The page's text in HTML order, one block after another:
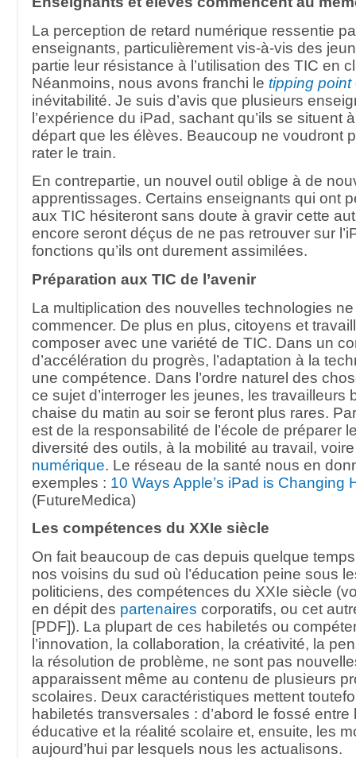
La perception de retard numérique ressentie
enseignants, particulièrement vis-à-vis des
partie leur résistance à l’utilisation des TIC en
Néanmoins, nous avons franchi le tipping point
inévitabilité. Je suis d’avis que plusieurs
l’expérience du iPad, sachant qu’ils se situent
départ que les élèves. Beaucoup ne voudront
rater le train.
En contrepartie, un nouvel outil oblige à de
apprentissages. Certains enseignants qui ont
aux TIC hésiteront sans doute à gravir cette
encore seront déçus de ne pas retrouver sur
fonctions qu’ils ont durement assimilées.
Préparation aux TIC de l’avenir
La multiplication des nouvelles technologies
commencer. De plus en plus, citoyens et
composer avec une variété de TIC. Dans un
d’accélération du progrès, l’adaptation à la
une compétence. Dans l’ordre naturel des
ce sujet d’interroger les jeunes, les travailleurs
chaise du matin au soir se feront plus rares.
est de la responsabilité de l’école de préparer
diversité des outils, à la mobilité au travail,
numérique. Le réseau de la santé nous en
exemples : 10 Ways Apple’s iPad is Changing
(FutureMedica)
Les compétences du XXIe siècle
On fait beaucoup de cas depuis quelque
nos voisins du sud où l’éducation peine sous
politiciens, des compétences du XXIe siècle
en dépit des partenaires corporatifs, ou cet
[PDF]). La plupart de ces habiletés ou
l’innovation, la collaboration, la créativité, la
la résolution de problème, ne sont pas
apparaissent même au contenu de plusieurs
scolaires. Deux caractéristiques mettent
habiletés transversales : d’abord le fossé entre
éducative et la réalité scolaire et, ensuite, les
aujourd’hui par lesquels nous les actualisons.